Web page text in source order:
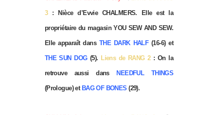
3: Nièce d’Evvie CHALMERS. Elle est la
propriétaire du magasin YOU SEW AND SEW.
Elle apparaît dans THE DARK HALF(16-6) et
THE SUN DOG(5). Liens de RANG 2: On la
retrouve aussi dans NEEDFUL THINGS
(Prologue) etBAG OF BONES (29).